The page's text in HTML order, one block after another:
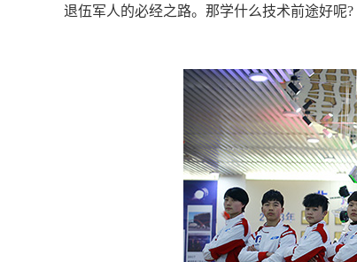
退伍军人的必经之路。那学什么技术前途好呢?